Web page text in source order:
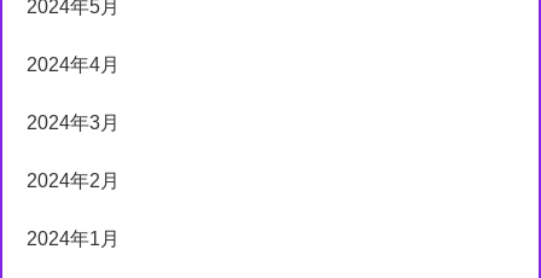
2024年5月
2024年4月
2024年3月
2024年2月
2024年1月